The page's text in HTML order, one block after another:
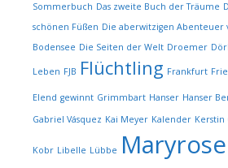
Sommerbuch Das zweite Buch der Träume
schönen Füßen Die aberwitzigen Abenteuer
Bodensee Die Seiten der Welt Droemer
Leben FJB Flüchtling Frankfurt
Elend gewinnt Grimmbart Hanser Hanser
Gabriel Vásquez Kai Meyer Kalender Kerstin
Kobr Libelle Lübbe